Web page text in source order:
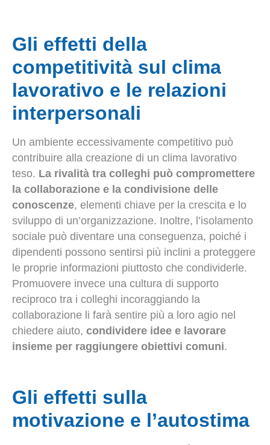
Gli effetti della
competitività sul clima
lavorativo e le relazioni
interpersonali
Un ambiente eccessivamente competitivo può
contribuire alla creazione di un clima lavorativo
teso. La rivalità tra colleghi può compromettere
la collaborazione e la condivisione delle
conoscenze, elementi chiave per la crescita e lo
sviluppo di un’organizzazione. Inoltre, l’isolamento
sociale può diventare una conseguenza, poiché i
dipendenti possono sentirsi più inclini a proteggere
le proprie informazioni piuttosto che condividerle.
Promuovere invece una cultura di supporto
reciproco tra i colleghi incoraggiando la
collaborazione li farà sentire più a loro agio nel
chiedere aiuto, condividere idee e lavorare
insieme per raggiungere obiettivi comuni.
Gli effetti sulla
motivazione e l’autostima